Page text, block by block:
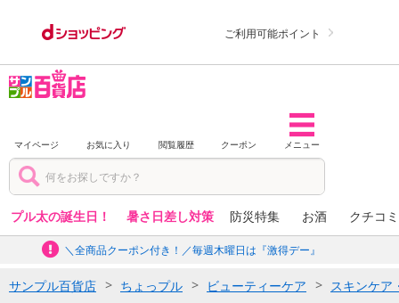
ご利用可能ポイント
マイページ お気に入り 閲覧履歴 クーポン メニュー
プル太の誕生日！ 暑さ日差し対策 防災特集 お酒 クチコ
＼全商品クーポン付き！／毎週木曜日は『激得デー』
サンプル百貨店 ちょっプル ビューティーケア スキンケア